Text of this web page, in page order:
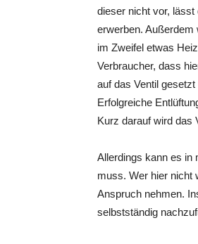
dieser nicht vor,
erwerben. Außerdem
im Zweifel etwas
Verbraucher, dass
auf das Ventil
Erfolgreiche
Kurz darauf wird das
Allerdings kann es in
muss. Wer hier nicht
Anspruch nehmen.
selbstständig